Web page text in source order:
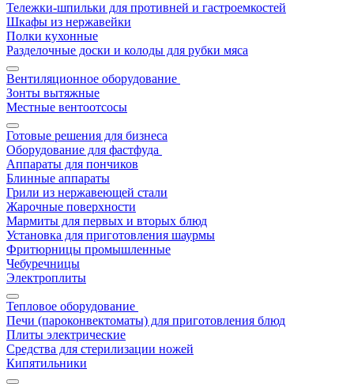
Тележки-шпильки для противней и гастроемкостей
Шкафы из нержавейки
Полки кухонные
Разделочные доски и колоды для рубки мяса
Вентиляционное оборудование
Зонты вытяжные
Местные вентоотсосы
Готовые решения для бизнеса
Оборудование для фастфуда
Аппараты для пончиков
Блинные аппараты
Грили из нержавеющей стали
Жарочные поверхности
Мармиты для первых и вторых блюд
Установка для приготовления шаурмы
Фритюрницы промышленные
Чебуречницы
Электроплиты
Тепловое оборудование
Печи (пароконвектоматы) для приготовления блюд
Плиты электрические
Средства для стерилизации ножей
Кипятильники